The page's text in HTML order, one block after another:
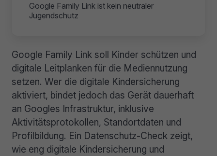
Google Family Link ist kein neutraler
Jugendschutz
Google Family Link soll Kinder schützen und
digitale Leitplanken für die Mediennutzung
setzen. Wer die digitale Kindersicherung
aktiviert, bindet jedoch das Gerät dauerhaft
an Googles Infrastruktur, inklusive
Aktivitätsprotokollen, Standortdaten und
Profilbildung. Ein Datenschutz-Check zeigt,
wie eng digitale Kindersicherung und